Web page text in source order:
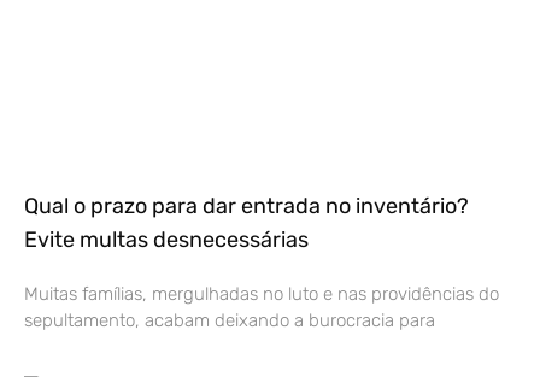
Qual o prazo para dar entrada no inventário?
Evite multas desnecessárias
Muitas famílias, mergulhadas no luto e nas providências do
sepultamento, acabam deixando a burocracia para